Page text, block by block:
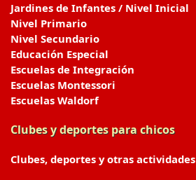
Jardines de Infantes / Nivel Inicial
Nivel Primario
Nivel Secundario
Educación Especial
Escuelas de Integración
Escuelas Montessori
Escuelas Waldorf
Clubes y deportes para chicos
Clubes, deportes y otras actividades